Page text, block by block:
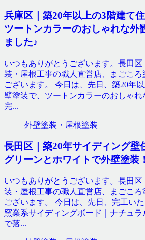
兵庫区｜築20年以上の3階建て
ツートンカラーのおしゃれな外
ました♪
いつもありがとうございます。長田
装・屋根工事の職人直営店、まごこ
ございます。 今日は、先日、築20年
壁塗装で、ツートンカラーのおしゃ
完...
外壁塗装・屋根塗装
長田区｜築20年サイディング壁
グリーンとホワイトで外壁塗装！
いつもありがとうございます。長田
装・屋根工事の職人直営店、まごこ
ございます。 今日は、先日、完工い
窯業系サイディングボード｜ナチュラ
で落...